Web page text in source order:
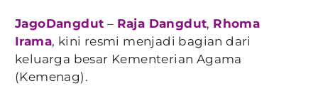
JagoDangdut – Raja Dangdut, Rhoma
Irama, kini resmi menjadi bagian dari
keluarga besar Kementerian Agama
(Kemenag).